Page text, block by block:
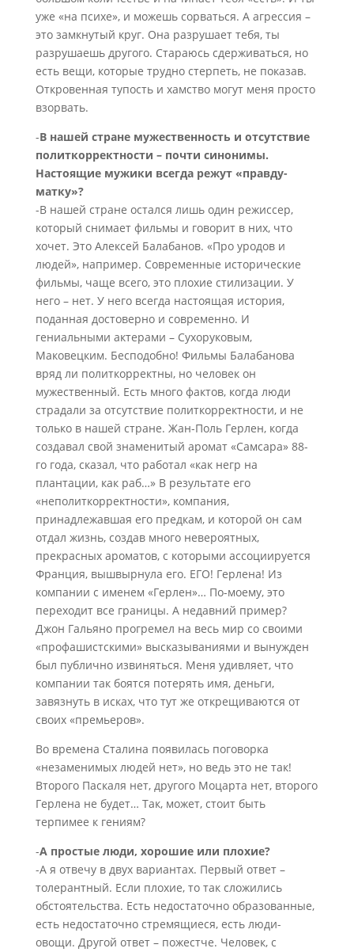
уже «на психе», и можешь сорваться. А агрессия –
это замкнутый круг. Она разрушает тебя, ты
разрушаешь другого. Стараюсь сдерживаться, но
есть вещи, которые трудно стерпеть, не показав.
Откровенная тупость и хамство могут меня просто
взорвать.
-В нашей стране мужественность и отсутствие
политкорректности – почти синонимы.
Настоящие мужики всегда режут «правду-
матку»?
-В нашей стране остался лишь один режиссер,
который снимает фильмы и говорит в них, что
хочет. Это Алексей Балабанов. «Про уродов и
людей», например. Современные исторические
фильмы, чаще всего, это плохие стилизации. У
него – нет. У него всегда настоящая история,
поданная достоверно и современно. И
гениальными актерами – Сухоруковым,
Маковецким. Бесподобно! Фильмы Балабанова
вряд ли политкорректны, но человек он
мужественный. Есть много фактов, когда люди
страдали за отсутствие политкорректности, и не
только в нашей стране. Жан-Поль Герлен, когда
создавал свой знаменитый аромат «Самсара» 88-
го года, сказал, что работал «как негр на
плантации, как раб…» В результате его
«неполиткорректности», компания,
принадлежавшая его предкам, и которой он сам
отдал жизнь, создав много невероятных,
прекрасных ароматов, с которыми ассоциируется
Франция, вышвырнула его. ЕГО! Герлена! Из
компании с именем «Герлен»… По-моему, это
переходит все границы. А недавний пример?
Джон Гальяно прогремел на весь мир со своими
«профашистскими» высказываниями и вынужден
был публично извиняться. Меня удивляет, что
компании так боятся потерять имя, деньги,
завязнуть в исках, что тут же открещиваются от
своих «премьеров».
Во времена Сталина появилась поговорка
«незаменимых людей нет», но ведь это не так!
Второго Паскаля нет, другого Моцарта нет, второго
Герлена не будет… Так, может, стоит быть
терпимее к гениям?
-А простые люди, хорошие или плохие?
-А я отвечу в двух вариантах. Первый ответ –
толерантный. Если плохие, то так сложились
обстоятельства. Есть недостаточно образованные,
есть недостаточно стремящиеся, есть люди-
овощи. Другой ответ – пожестче. Человек, с